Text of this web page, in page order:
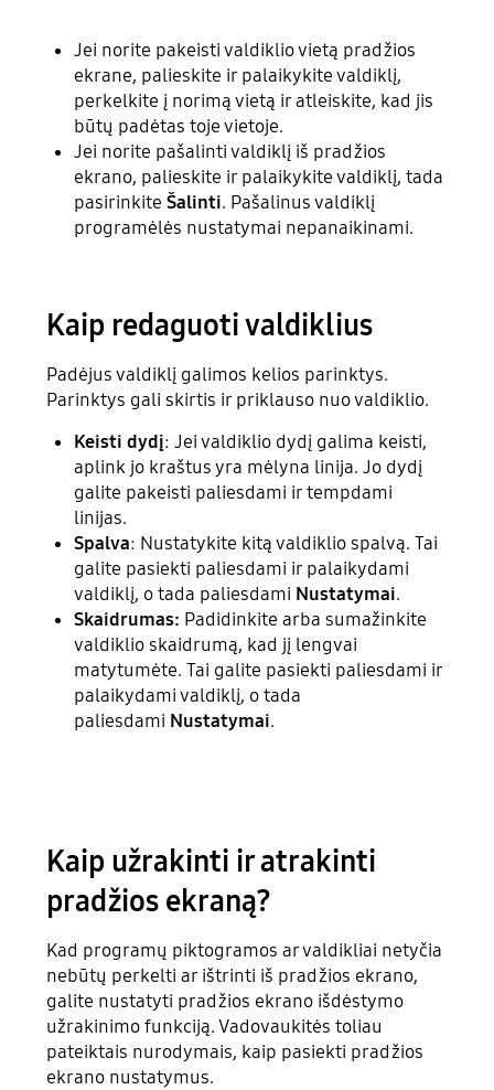
Jei norite pakeisti valdiklio vietą pradžios
ekrane, palieskite ir palaikykite valdiklį,
perkelkite į norimą vietą ir atleiskite, kad jis
būtų padėtas toje vietoje.
Jei norite pašalinti valdiklį iš pradžios
ekrano, palieskite ir palaikykite valdiklį, tada
pasirinkiteŠalinti. Pašalinus valdiklį
programėlės nustatymai nepanaikinami.
Kaip redaguoti valdiklius
Padėjus valdiklį galimos kelios parinktys.
Parinktys gali skirtis ir priklauso nuo valdiklio.
Keisti dydį: Jei valdiklio dydį galima keisti,
aplink jo kraštus yra mėlyna linija. Jo dydį
galite pakeisti paliesdami ir tempdami
linijas.
Spalva: Nustatykite kitą valdiklio spalvą. Tai
galite pasiekti paliesdami ir palaikydami
valdiklį, o tada paliesdami Nustatymai.
Skaidrumas: Padidinkite arba sumažinkite
valdiklio skaidrumą, kad jį lengvai
matytumėte. Tai galite pasiekti paliesdami ir
palaikydami valdiklį, o tada
paliesdami Nustatymai.
Kaip užrakinti ir atrakinti
pradžios ekraną?
Kad programų piktogramos ar valdikliai netyčia
nebūtų perkelti ar ištrinti iš pradžios ekrano,
galite nustatyti pradžios ekrano išdėstymo
užrakinimo funkciją. Vadovaukitės toliau
pateiktais nurodymais, kaip pasiekti pradžios
ekrano nustatymus.